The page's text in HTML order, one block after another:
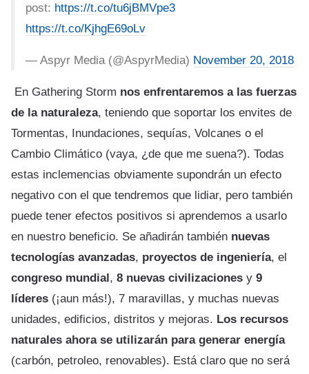
post: https://t.co/tu6jBMVpe3
https://t.co/KjhgE69oLv
— Aspyr Media (@AspyrMedia) November 20, 2018
En Gathering Storm nos enfrentaremos a las fuerzas
de la naturaleza, teniendo que soportar los envites de
Tormentas, Inundaciones, sequías, Volcanes o el
Cambio Climático (vaya, ¿de que me suena?). Todas
estas inclemencias obviamente supondrán un efecto
negativo con el que tendremos que lidiar, pero también
puede tener efectos positivos si aprendemos a usarlo
en nuestro beneficio. Se añadirán también nuevas
tecnologías avanzadas, proyectos de ingeniería, el
congreso mundial, 8 nuevas civilizaciones y 9
líderes (¡aun más!), 7 maravillas, y muchas nuevas
unidades, edificios, distritos y mejoras. Los recursos
naturales ahora se utilizarán para generar energía
(carbón, petroleo, renovables). Está claro que no será